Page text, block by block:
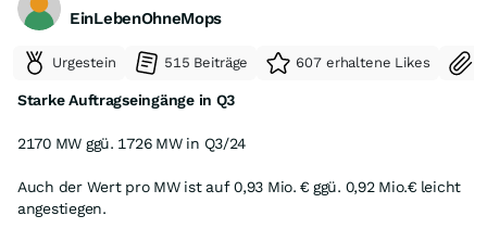
https://www.deraktionaer.de/artikel/mobilitaet-oel-
energie/nordex-aktie-zu-teuer-kepler-sorgt-fuer-abverkauf-
20382431.html?feed=TRtvHrugxEKV2n-qR2P-ag
Da Stand die Nordex Aktie bei €18,56 und die Helden haben sie
dann von 14 auf 18 Euro (unter aktuellem Kurs!) und das
Rating von Kaufen auf Halten gesetzt mit dem Kommentar
"Nach dem deutlichen Kursanstieg der vergangenen Monate
attraktiv genug, heißt es in der neuen Studie." Wer so blöd war,
verpasst. Herzlichen Glückwunsch!
EinLebenOhneMops
Urgestein 515 Beiträge 607 erhaltene Likes
Starke Auftragseingänge in Q3
2170 MW ggü. 1726 MW in Q3/24
Auch der Wert pro MW ist auf 0,93 Mio. € ggü. 0,92 Mio.€ leicht
angestiegen.